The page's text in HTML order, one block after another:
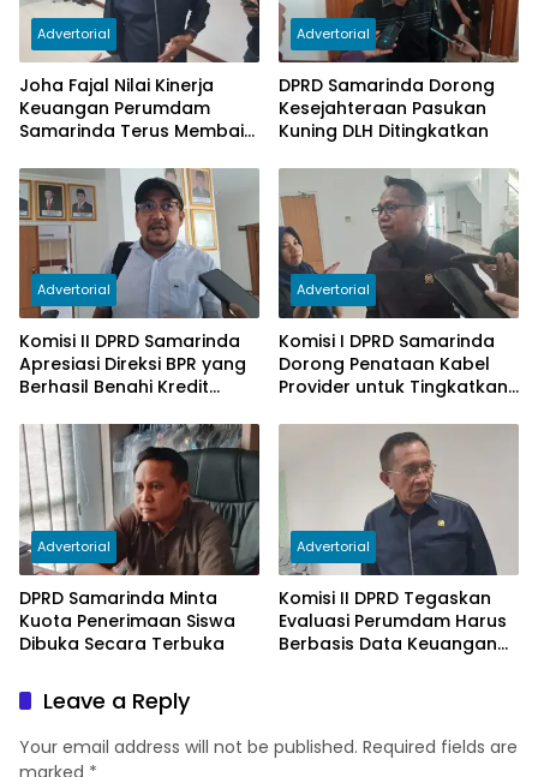
Advertorial
Joha Fajal Nilai Kinerja
Keuangan Perumdam
Samarinda Terus Membaik,
Subsidi Berkurang
Advertorial
DPRD Samarinda Dorong
Kesejahteraan Pasukan
Kuning DLH Ditingkatkan
Advertorial
Komisi II DPRD Samarinda
Apresiasi Direksi BPR yang
Berhasil Benahi Kredit
Advertorial
Komisi I DPRD Samarinda
Dorong Penataan Kabel
Provider untuk Tingkatkan
Advertorial
DPRD Samarinda Minta
Kuota Penerimaan Siswa
Dibuka Secara Terbuka
Advertorial
Komisi II DPRD Tegaskan
Evaluasi Perumdam Harus
Berbasis Data Keuangan
Leave a Reply
Your email address will not be published. Required fields are